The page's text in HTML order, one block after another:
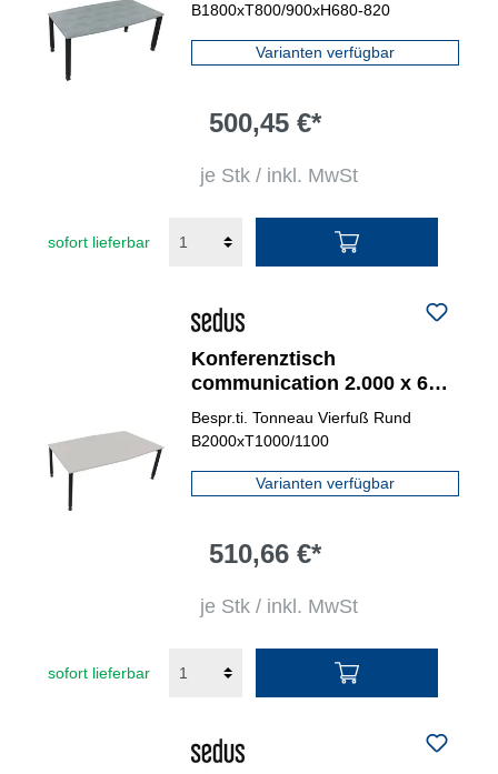
B1800xT800/900xH680-820
Varianten verfügbar
500,45 €*
je Stk / inkl. MwSt
sofort lieferbar
Konferenztisch
communication 2.000 x 680-
820 x 1.000/1.100 mm (B x H
x T) anthrazit metallic
Bespr.ti. Tonneau Vierfuß Rund
B2000xT1000/1100
Varianten verfügbar
510,66 €*
je Stk / inkl. MwSt
sofort lieferbar